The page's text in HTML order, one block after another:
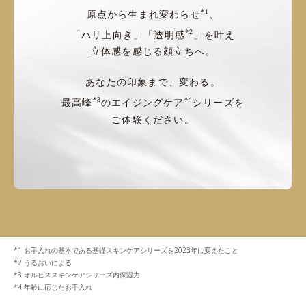
原点から生まれ変わらせ*1
「ハリ上向き」「透明感*2 」を叶え
立体感を感じる顔立ちへ。
あなたの印象まで、変わる。
最高峰*3のエイジングケア *4シリーズを
ご体験ください。
お手入れの基本である基礎スキンケアシリーズを2023年に変えたこと
うるおいによる
オルビススキンケアシリーズ内保湿力
年齢に応じたお手入れ